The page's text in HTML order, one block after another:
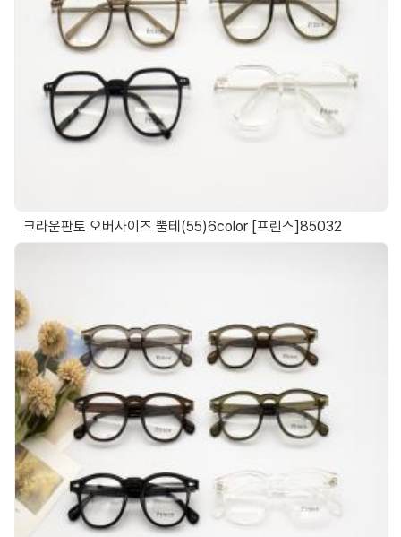
크라운판토 오버사이즈 뿔테(55)6color [프린스]85032